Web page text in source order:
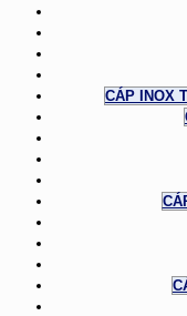
CÁP INOX